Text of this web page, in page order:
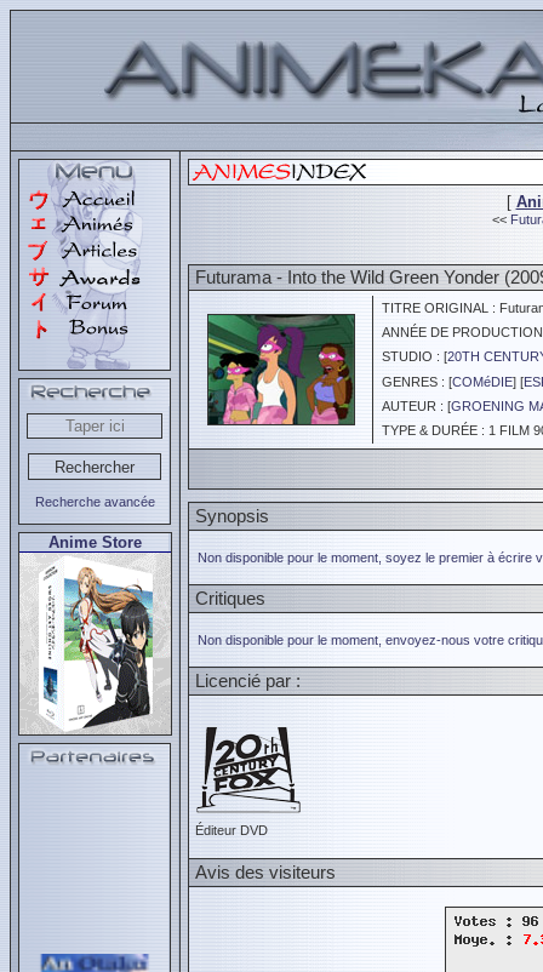
Recherche avancée
Anime Store
[
<<
Futurama - Into the Wild Green Yonder
TITRE ORIGINAL :
ANNÉE DE
STUDIO : [20TH
GENRES : [COMéDIE] [
AUTEUR : [GROENING
TYPE & DURÉE : 1 FILM
Synopsis
Non disponible pour le moment, soyez le premier à écrire
Critiques
Non disponible pour le moment, envoyez-nous votre
Licencié par :
Éditeur DVD
Avis des visiteurs